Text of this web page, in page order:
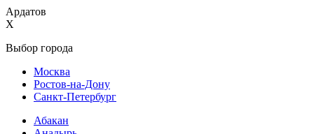
Ардатов
X
Выбор города
Москва
Ростов-на-Дону
Санкт-Петербург
Абакан